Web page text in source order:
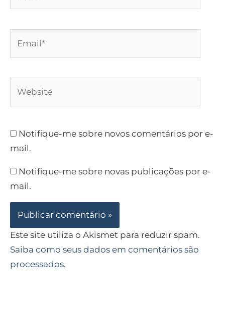
Notifique-me sobre novos comentários por e-
mail.
Notifique-me sobre novas publicações por e-
mail.
Este site utiliza o Akismet para reduzir spam.
Saiba como seus dados em comentários são
processados.